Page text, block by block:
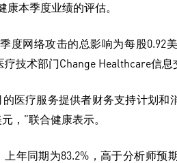
本季度业绩的评估。
度网络攻击的总影响为每股0.92
技术部门Change Healthcare信息
医疗服务提供者财务支持计划
，”联合健康表示。
上年同期为83.2%，高于分析师预